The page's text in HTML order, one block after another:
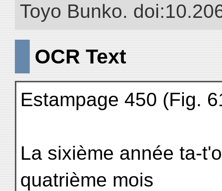
Toyo Bunko.
OCR Text
Estampage 450 (Fig.
La sixième année ta-
quatrième mois